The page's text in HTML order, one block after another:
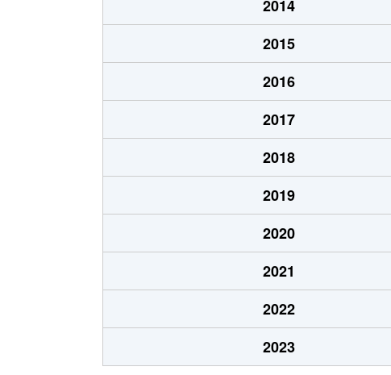
1,100万円
1,700万円
1,200万円
1,700万円
2,000万円
770万円
830万円
1,400万円
2,200万円
2014
2015
2016
2017
2018
2019
2020
2021
2022
2023